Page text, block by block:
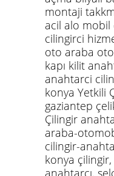
montaji
acil alo
cilingirci
oto araba
kapı kilit
anahtarci
konya Yetkili
gaziantep
Çilingir
araba-
cilingir-
konya